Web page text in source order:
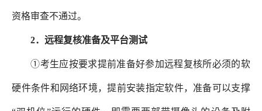
资格审查不通过。
2．远程复核准备及平台测试
①考生应按要求提前准备好参加远程复核所必须的软
硬件条件和网络环境，提前安装指定软件，准备可以支撑